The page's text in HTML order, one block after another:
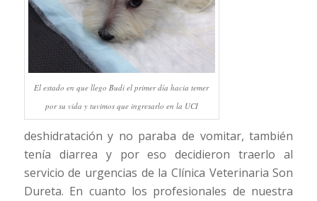
El estado en que llego Budi el primer día hacia temer
por su vida y tuvimos que ingresarlo en la UCI
deshidratación y no paraba de vomitar, también
tenía diarrea y por eso decidieron traerlo al
servicio de urgencias de la Clínica Veterinaria Son
Dureta. En cuanto los profesionales de nuestra